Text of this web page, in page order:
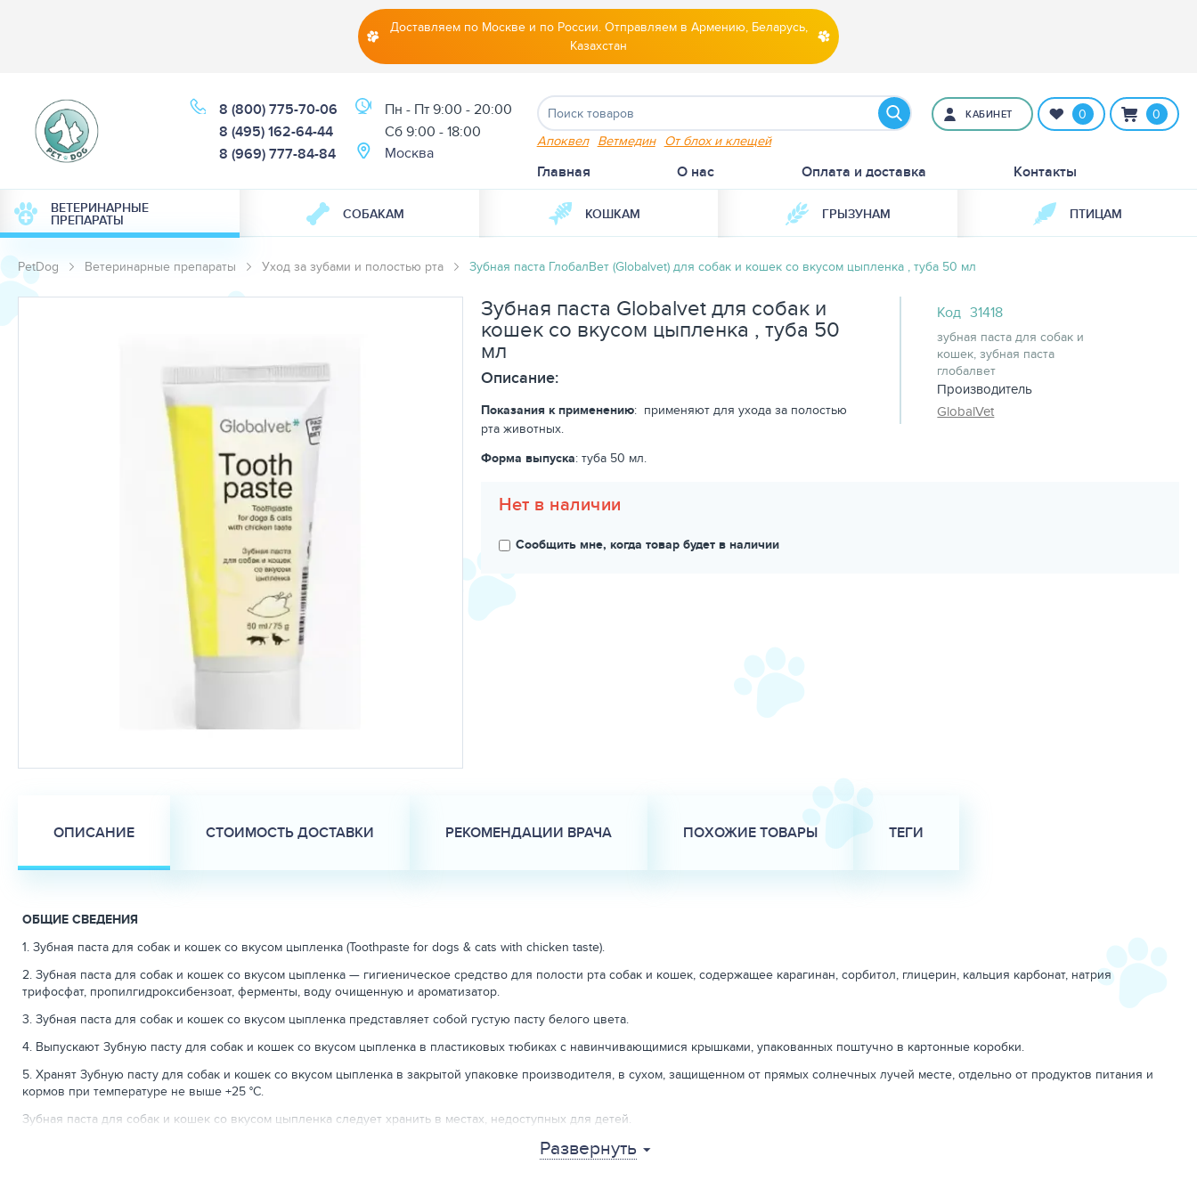
Доставляем по Москве и по России. Отправляем в Армению, Беларусь,
Казахстан
8 (800) 775-70-06
8 (495) 162-64-44
8 (969) 777-84-84
Пн - Пт 9:00 - 20:00
Cб 9:00 - 18:00
Москва
Апоквел Ветмедин От блох и клещей
КАБИНЕТ 0 0
Главная О нас Оплата и доставка Контакты
ВЕТЕРИНАРНЫЕ
ПРЕПАРАТЫ СОБАКАМ КОШКАМ ГРЫЗУНАМ ПТИЦАМ
PetDog Ветеринарные препараты Уход за зубами и полостью рта Зубная паста ГлобалВет (Globalvet) для собак и кошек со вкусом цыпленка , туба 50 мл
Зубная паста Globalvet для собак и
кошек со вкусом цыпленка , туба 50
мл
Описание:
Показания к применению: применяют для ухода за полостью
рта животных.
Форма выпуска: туба 50 мл.
Код 31418
зубная паста для собак и
кошек, зубная паста
глобалвет
Производитель
GlobalVet
Нет в наличии
Сообщить мне, когда товар будет в наличии
ОПИСАНИЕ СТОИМОСТЬ ДОСТАВКИ РЕКОМЕНДАЦИИ ВРАЧА ПОХОЖИЕ ТОВАРЫ ТЕГИ
ОБЩИЕ СВЕДЕНИЯ
1. Зубная паста для собак и кошек со вкусом цыпленка (Toothpaste for dogs & cats with chicken taste).
2. Зубная паста для собак и кошек со вкусом цыпленка — гигиеническое средство для полости рта собак и кошек, содержащее карагинан, сорбитол, глицерин, кальция карбонат, натрия
трифосфат, пропилгидроксибензоат, ферменты, воду очищенную и ароматизатор.
3. Зубная паста для собак и кошек со вкусом цыпленка представляет собой густую пасту белого цвета.
4. Выпускают Зубную пасту для собак и кошек со вкусом цыпленка в пластиковых тюбиках с навинчивающимися крышками, упакованных поштучно в картонные коробки.
5. Хранят Зубную пасту для собак и кошек со вкусом цыпленка в закрытой упаковке производителя, в сухом, защищенном от прямых солнечных лучей месте, отдельно от продуктов питания и
кормов при температуре не выше +25 °С.
Зубная паста для собак и кошек со вкусом цыпленка следует хранить в местах, недоступных для детей.
6. Срок годности при соблюдении условий хранения в упаковке — 5 лет со дня изготовления. По истечении срока годности Зубная паста для собак и кошек со вкусом цыпленка не должна
Развернуть